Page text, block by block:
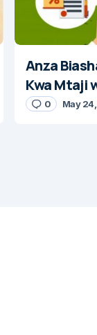
Anza
Kwa Mtaji
0 May